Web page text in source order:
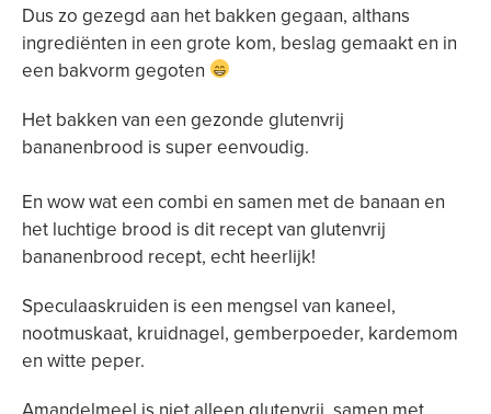
Dus zo gezegd aan het bakken gegaan, althans
ingrediënten in een grote kom, beslag gemaakt en in
een bakvorm gegoten
Het bakken van een gezonde glutenvrij
bananenbrood is super eenvoudig.
En wow wat een combi en samen met de banaan en
het luchtige brood is dit recept van glutenvrij
bananenbrood recept, echt heerlijk!⁣
Speculaaskruiden is een mengsel van kaneel,
nootmuskaat, kruidnagel, gemberpoeder, kardemom
en witte peper.